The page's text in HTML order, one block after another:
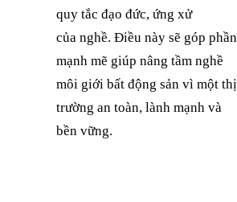
quy tắc đạo đức, ứng xử
của nghề. Điều này sẽ góp phần
mạnh mẽ giúp nâng tầm nghề
môi giới bất động sản vì một thị
trường an toàn, lành mạnh và
bền vững.